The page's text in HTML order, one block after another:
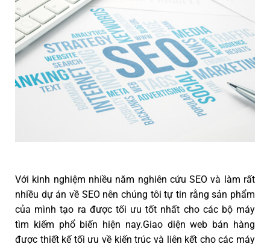
Với kinh nghiệm nhiều năm nghiên cứu SEO và làm rất
nhiều dự án về SEO nên chúng tôi tự tin rằng sản phẩm
của mình tạo ra được tối ưu tốt nhất cho các bộ máy
tìm kiếm phổ biến hiện nay.Giao diện web bán hàng
được thiết kế tối ưu về kiến trúc và liên kết cho các máy